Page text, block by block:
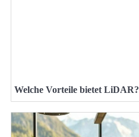
Welche Vorteile bietet LiDAR?